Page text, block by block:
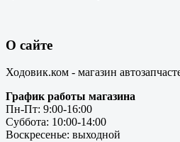
О сайте
Ходовик.ком - магазин
График работы магазина
Пн-Пт: 9:00-16:00
Суббота: 10:00-14:00
Воскресенье: выходной